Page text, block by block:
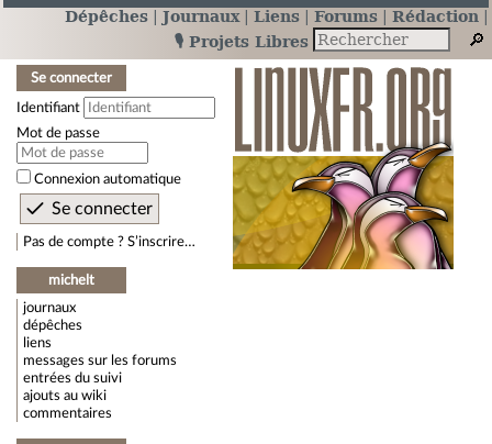
Dépêches Journaux Liens Forums
Rédaction
🎙️ Projets Libres
Se connecter
Identifiant
Mot de passe
Connexion automatique
Pas de compte ? S’inscrire…
michelt
journaux
dépêches
liens
messages sur les forums
entrées du suivi
ajouts au wiki
commentaires